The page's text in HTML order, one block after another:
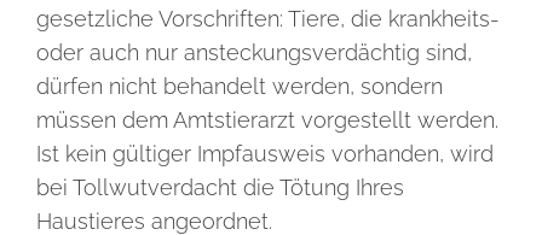
gesetzliche Vorschriften: Tiere, die krankheits-
oder auch nur ansteckungsverdächtig sind,
dürfen nicht behandelt werden, sondern
müssen dem Amtstierarzt vorgestellt werden.
Ist kein gültiger Impfausweis vorhanden, wird
bei Tollwutverdacht die Tötung Ihres
Haustieres angeordnet.